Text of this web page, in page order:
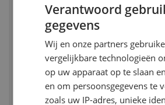
Relaxdays wasmachine
met deuren - vakken - 176
natuur
v.a. € 79,99
-22%
3 prijzen
Ga naar
Verantwoord
gegevens
Wij en onze partners
vergelijkbare technologieën
op uw apparaat op te slaan
en om persoonsgegevens te
zoals uw IP-adres, unieke